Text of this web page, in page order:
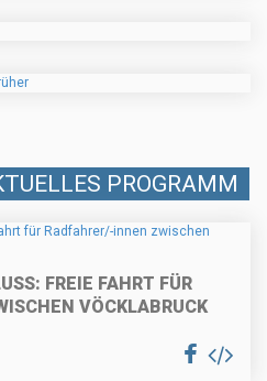
PROGRAMM
FREIE FAHRT FÜR
VÖCKLABRUCK